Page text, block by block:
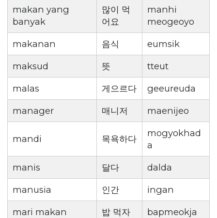
makan yang
banyak
많이 먹
어요
manhi
meogeoyo
makanan
음식
eumsik
maksud
뜻
tteut
malas
게으르다
geeureuda
manager
매니저 maenijeo
mandi 목욕하다
mogyokhad
a
manis
달다
dalda
manusia
인간
ingan
mari makan
밥 먹자
bapmeokja